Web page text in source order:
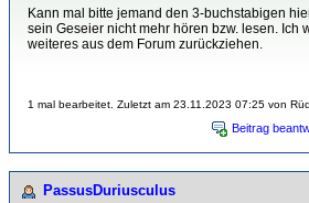
Kann mal bitte jemand den 3-buchstabigen
sein Geseier nicht mehr hören bzw. lesen. Ich
weiteres aus dem Forum zurückziehen.
1 mal bearbeitet. Zuletzt am 23.11.2023 07:25 von
Beitrag
PassusDuriusculus